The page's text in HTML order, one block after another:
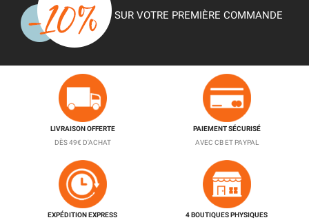
SUR VOTRE PREMIÈRE COMMANDE
LIVRAISON OFFERTE
DÈS 49€ D'ACHAT
PAIEMENT SÉCURISÉ
AVEC CB ET PAYPAL
EXPÉDITION EXPRESS
4 BOUTIQUES PHYSIQUES